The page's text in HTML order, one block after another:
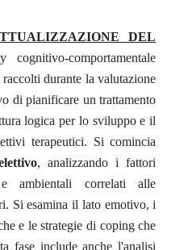
DEL
comportamentale
durante la valutazione
di pianificare un trattamento
logica per lo sviluppo e il
terapeutici. Si comincia
, analizzando i fattori
ambientali correlati alle
Si esamina il lato emotivo, i
e le strategie di coping che
fase include anche l'analisi